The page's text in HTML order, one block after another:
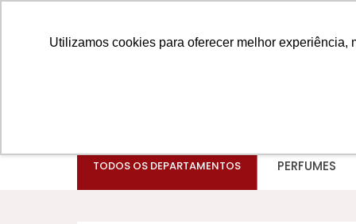
Utilizamos cookies para oferecer melhor
TODOS OS DEPARTAMENTOS PERFUMES